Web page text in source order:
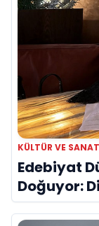
KÜLTÜR VE SANAT
Edebiyat
Doğuyor:
Evreni